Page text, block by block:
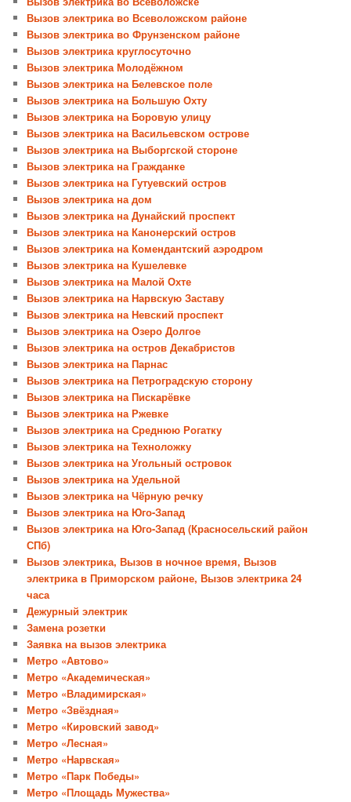
Вызов электрика во Всеволожском районе
Вызов электрика во Фрунзенском районе
Вызов электрика круглосуточно
Вызов электрика Молодёжном
Вызов электрика на Белевское поле
Вызов электрика на Большую Охту
Вызов электрика на Боровую улицу
Вызов электрика на Васильевском острове
Вызов электрика на Выборгской стороне
Вызов электрика на Гражданке
Вызов электрика на Гутуевский остров
Вызов электрика на дом
Вызов электрика на Дунайский проспект
Вызов электрика на Канонерский остров
Вызов электрика на Комендантский аэродром
Вызов электрика на Кушелевке
Вызов электрика на Малой Охте
Вызов электрика на Нарвскую Заставу
Вызов электрика на Невский проспект
Вызов электрика на Озеро Долгое
Вызов электрика на остров Декабристов
Вызов электрика на Парнас
Вызов электрика на Петроградскую сторону
Вызов электрика на Пискарёвке
Вызов электрика на Ржевке
Вызов электрика на Среднюю Рогатку
Вызов электрика на Техноложку
Вызов электрика на Угольный островок
Вызов электрика на Удельной
Вызов электрика на Чёрную речку
Вызов электрика на Юго-Запад
Вызов электрика на Юго-Запад (Красносельский район
СПб)
Вызов электрика, Вызов в ночное время, Вызов
электрика в Приморском районе, Вызов электрика 24
часа
Дежурный электрик
Замена розетки
Заявка на вызов электрика
Метро «Автово»
Метро «Академическая»
Метро «Владимирская»
Метро «Звёздная»
Метро «Кировский завод»
Метро «Лесная»
Метро «Нарвская»
Метро «Парк Победы»
Метро «Площадь Мужества»